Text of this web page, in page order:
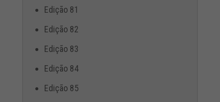
Edição 81
Edição 82
Edição 83
Edição 84
Edição 85